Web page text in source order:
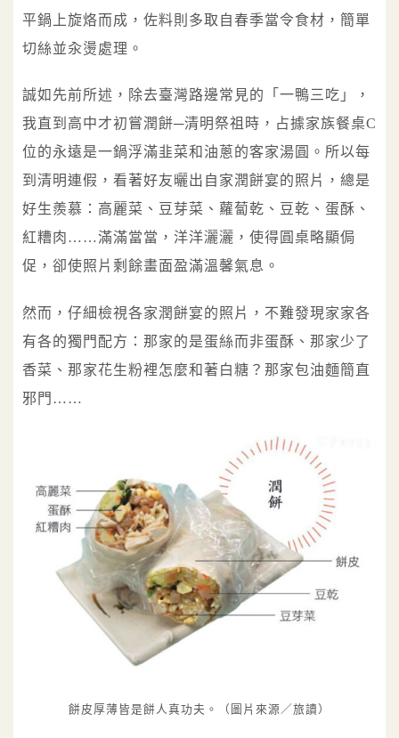
平鍋上旋烙而成，佐料則多取自春季當令食材，簡單
切絲並汆燙處理。
誠如先前所述，除去臺灣路邊常見的「一鴨三吃」，
我直到高中才初嘗潤餅─清明祭祖時，占據家族餐桌C
位的永遠是一鍋浮滿韭菜和油蔥的客家湯圓。所以每
到清明連假，看著好友曬出自家潤餅宴的照片，總是
好生羨慕：高麗菜、豆芽菜、蘿蔔乾、豆乾、蛋酥、
紅糟肉……滿滿當當，洋洋灑灑，使得圓桌略顯侷
促，卻使照片剩餘畫面盈滿溫馨氣息。
然而，仔細檢視各家潤餅宴的照片，不難發現家家各
有各的獨門配方：那家的是蛋絲而非蛋酥、那家少了
香菜、那家花生粉裡怎麼和著白糖？那家包油麵簡直
邪門……
餅皮厚薄皆是餅人真功夫。（圖片來源／旅讀）